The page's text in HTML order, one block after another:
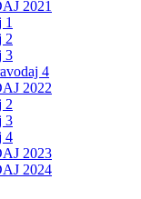
2021
1
2
3
4
2022
2
3
4
2023
2024